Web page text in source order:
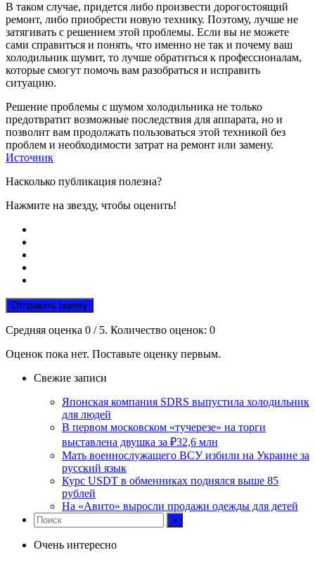
В таком случае, придется либо произвести дорогостоящий
ремонт, либо приобрести новую технику. Поэтому, лучше не
затягивать с решением этой проблемы. Если вы не можете
сами справиться и понять, что именно не так и почему ваш
холодильник шумит, то лучше обратиться к профессионалам,
которые смогут помочь вам разобраться и исправить
ситуацию.
Решение проблемы с шумом холодильника не только
предотвратит возможные последствия для аппарата, но и
позволит вам продолжать пользоваться этой техникой без
проблем и необходимости затрат на ремонт или замену.
Источник
Насколько публикация полезна?
Нажмите на звезду, чтобы оценить!
Отправить оценку
Средняя оценка 0 / 5. Количество оценок: 0
Оценок пока нет. Поставьте оценку первым.
Свежие записи
Японская компания SDRS выпустила холодильник
для людей
В первом московском «тучерезе» на торги
выставлена двушка за ₽32,6 млн
Мать военнослужащего ВСУ избили на Украине за
русский язык
Курс USDT в обменниках поднялся выше 85
рублей
На «Авито» выросли продажи одежды для детей
Очень интересно